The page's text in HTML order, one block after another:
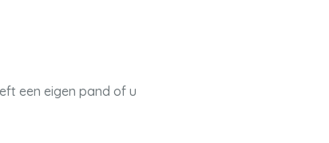
een eigen pand of u